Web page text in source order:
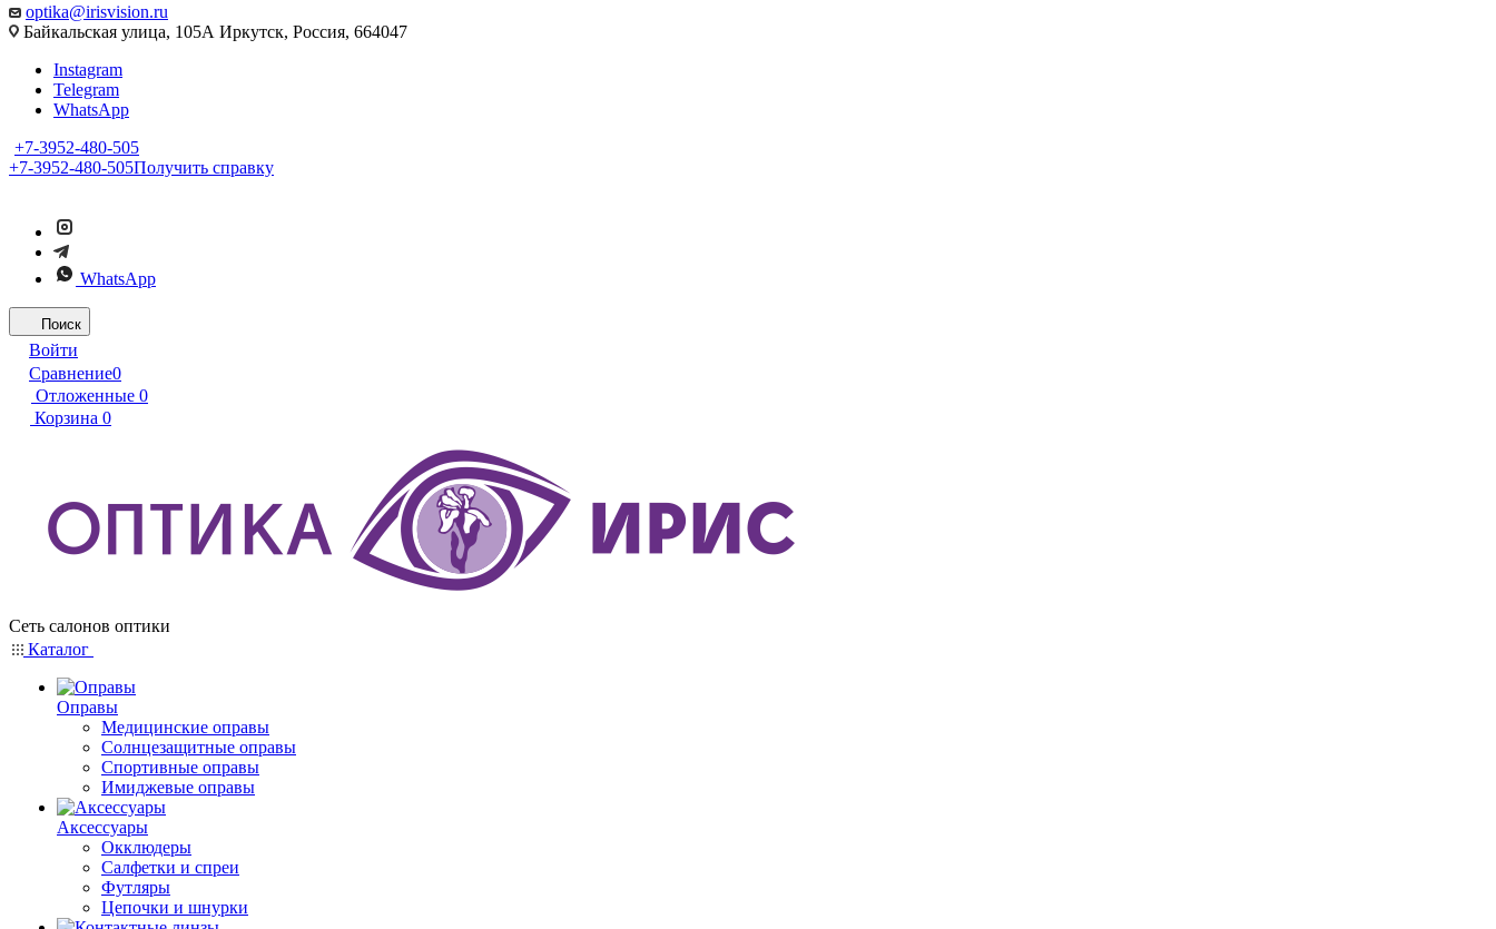
optika@irisvision.ru
Байкальская улица, 105А Иркутск, Россия, 664047
Instagram
Telegram
WhatsApp
+7-3952-480-505
+7-3952-480-505Получить справку
WhatsApp
Поиск
Войти
Сравнение0
Отложенные 0
Корзина 0
Сеть салонов оптики
Каталог
Оправы
Медицинские оправы
Солнцезащитные оправы
Спортивные оправы
Имиджевые оправы
Аксессуары
Окклюдеры
Салфетки и спреи
Футляры
Цепочки и шнурки